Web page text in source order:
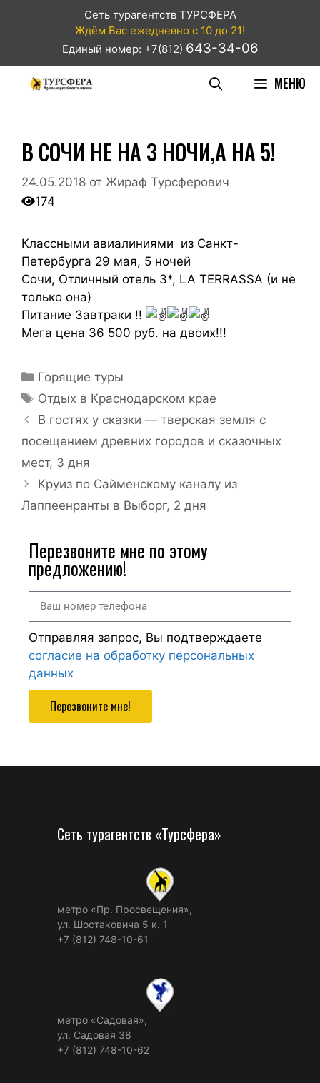
Сеть турагентств ТУРСФЕРА
Ждём Вас ежедневно с 10 до 21!
Единый номер: +7(812) 643-34-06
МЕНЮ
В СОЧИ НЕ НА 3 НОЧИ,А НА 5!
24.05.2018 от Жираф Турсферович
174
Классными авиалиниями из Санкт-
Петербурга 29 мая, 5 ночей
Сочи, Отличный отель 3*, LA TERRASSA (и не
только она)
Питание Завтраки !!
Мега цена 36 500 руб. на двоих!!!
Горящие туры
Отдых в Краснодарском крае
В гостях у сказки — тверская земля с
посещением древних городов и сказочных
мест, 3 дня
Круиз по Сайменскому каналу из
Лаппеенранты в Выборг, 2 дня
Перезвоните мне по этому
предложению!
Отправляя запрос, Вы подтверждаете
согласие на обработку персональных
данных
Перезвоните мне!
Сеть турагентств «Турсфера»
метро «Пр. Просвещения»,
ул. Шостаковича 5 к. 1
+7 (812) 748-10-61
метро «Садовая»,
ул. Садовая 38
+7 (812) 748-10-62